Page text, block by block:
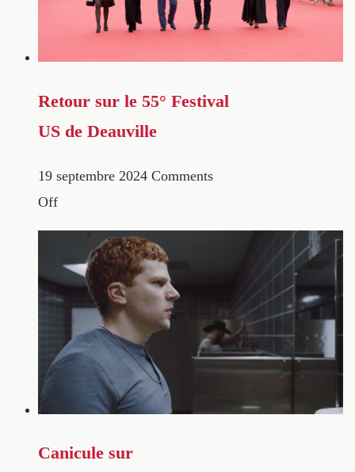
Retour sur le 55° Festival
US de Deauville
19 septembre 2024 Comments
Off
Canicule sur